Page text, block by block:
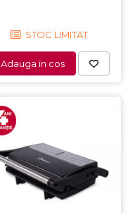
STOC LIMITAT
Adauga in cos